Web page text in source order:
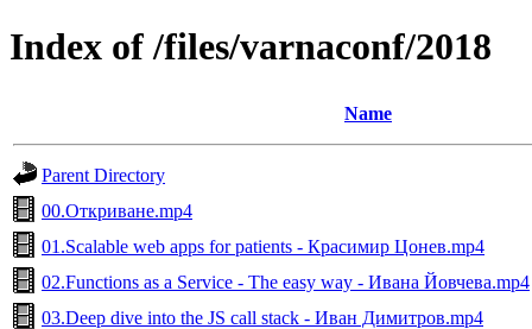
Index of /files/varnaconf/2018
Name
Parent Directory
00.Откриване.mp4
01.Scalable web apps for patients - Красимир Цонев.mp4
02.Functions as a Service - The easy way - Ивана Йовчева.mp4
03.Deep dive into the JS call stack - Иван Димитров.mp4